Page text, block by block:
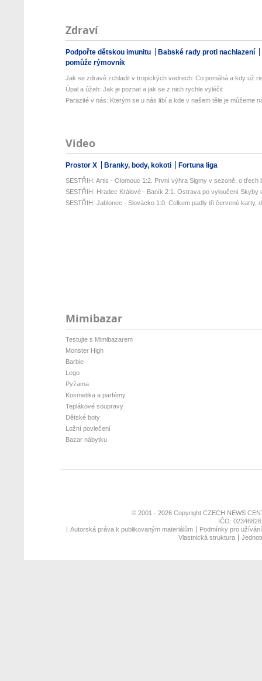
Zdraví
Podpořte dětskou imunitu
Babské rady proti nachlazení
pomůže rýmovník
Jak se zdravě zchladit v tropických vedrech: Co pomáhá a kdy už
Úpal a úžeh: Jak je poznat a jak se z nich rychle vyléčit
Parazité v nás: Kterým se u nás líbí a kde v našem těle je můžeme
Video
Prostor X Branky, body, kokoti Fortuna liga
SESTŘIH: Artis - Olomouc 1:2. První výhra Sigmy v sezoně, o třech
SESTŘIH: Hradec Králové - Baník 2:1. Ostrava po vyloučení Skyby
SESTŘIH: Jablonec - Slovácko 1:0. Celkem padly tři červené karty,
Mimibazar
Testujte s Mimibazarem
Monster High
Barbie
Lego
Pyžama
Kosmetika a parfémy
Teplákové soupravy
Dětské boty
Ložní povlečení
Bazar nábytku
© 2001 - 2026 Copyright CZECH NEWS
IČO:
Autorská práva k publikovaným materiálům
Podmínky pro
Vlastnická struktura